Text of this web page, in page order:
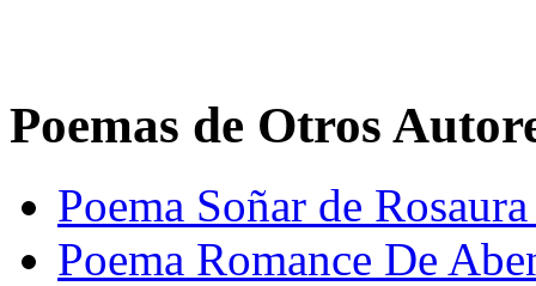
Poemas de Otros
Poema Soñar de
Poema Romance De